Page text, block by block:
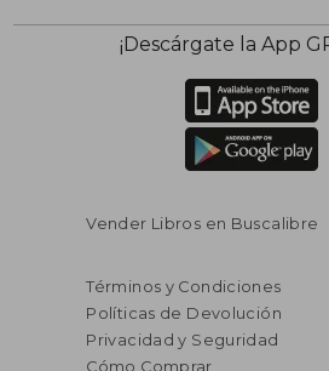
¡Descárgate la App
Vender Libros en Buscalibre
Términos y Condiciones
Políticas de Devolución
Privacidad y Seguridad
Cómo Comprar